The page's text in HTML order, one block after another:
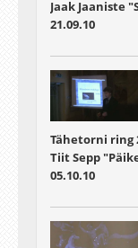
Jaak Jaaniste
21.09.10
Tähetorni ring
Tiit Sepp
05.10.10